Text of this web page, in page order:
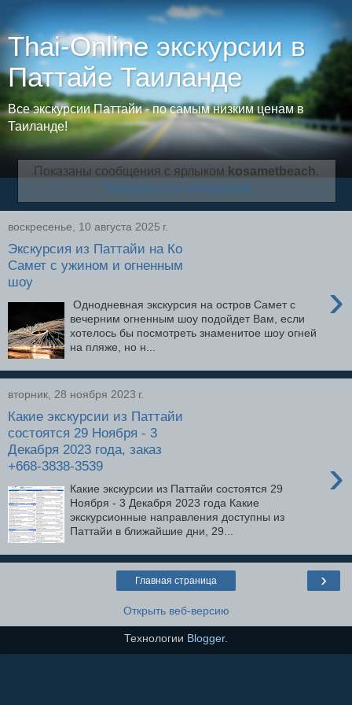
Thai-Online экскурсии в
Паттайе Таиланде
Все экскурсии Паттайи - по самым низким ценам в
Таиланде!
Показаны сообщения с ярлыком kosametbeach.
Показать все сообщения
воскресенье, 10 августа 2025 г.
Экскурсия из Паттайи на Ко
Самет с ужином и огненным
шоу
›
Однодневная экскурсия на остров Самет с
вечерним огненным шоу подойдет Вам, если
хотелось бы посмотреть знаменитое шоу огней
на пляже, но н...
вторник, 28 ноября 2023 г.
Какие экскурсии из Паттайи
состоятся 29 Ноября - 3
Декабря 2023 года, заказ
+668-3838-3539
›
Какие экскурсии из Паттайи состоятся 29
Ноября - 3 Декабря 2023 года Какие
экскурсионные направления доступны из
Паттайи в ближайшие дни, 29...
›
Главная страница
Открыть веб-версию
Технологии Blogger.